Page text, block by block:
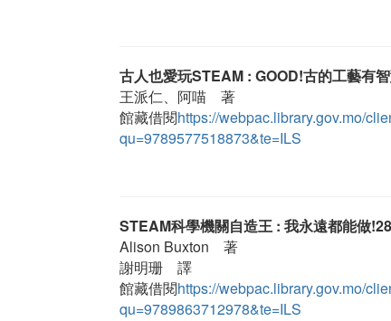
古人也愛玩STEAM : GOOD!古的工藝有
王派仁、阿喵 著
館藏借閱https://webpac.library.gov.mo/
qu=9789577518873&te=ILS
STEAM科學機關自造王 : 我永遠都能做
Alison Buxton 著
謝明珊 譯
館藏借閱https://webpac.library.gov.mo/
qu=9789863712978&te=ILS